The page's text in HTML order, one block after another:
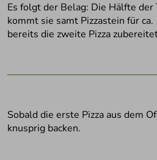
Es folgt der Belag: Die Hälfte
kommt sie samt Pizzastein für
bereits die zweite Pizza
Sobald die erste Pizza aus dem
knusprig backen.